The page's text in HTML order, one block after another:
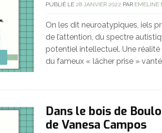
PUBLIÉ LE 28 JANVIER 2022 PAR EMELINE
On les dit neuroatypiques, iels
de l’attention, du spectre
potentiel intellectuel. Une
du fameux « lâcher prise »
Dans le bois de
de Vanesa Campos